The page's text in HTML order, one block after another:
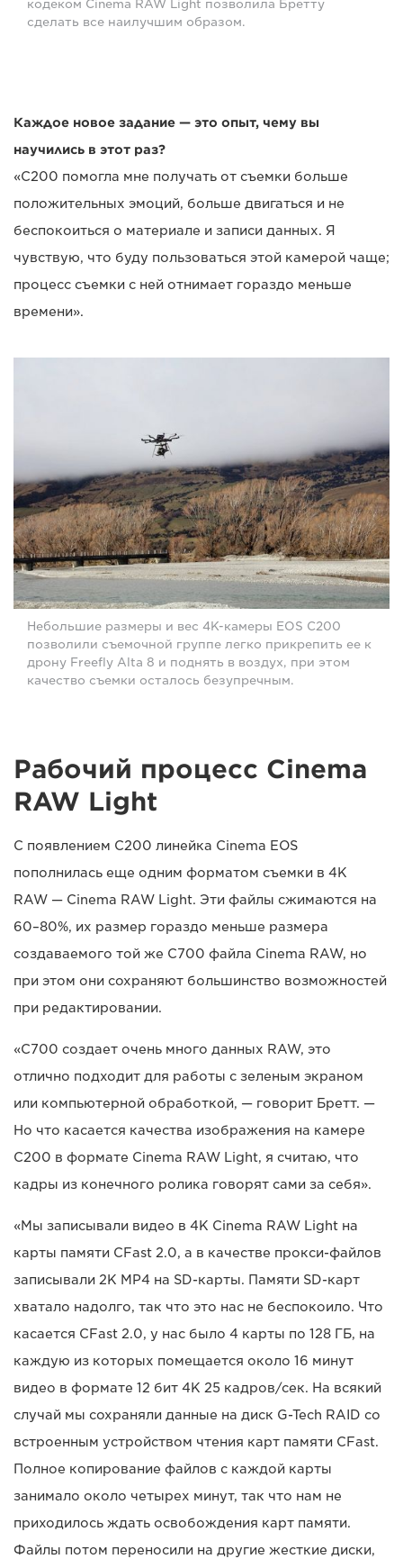
кодеком Cinema RAW Light позволила Бретту
сделать все наилучшим образом.
Каждое новое задание — это опыт, чему вы
научились в этот раз?
«C200 помогла мне получать от съемки больше
положительных эмоций, больше двигаться и не
беспокоиться о материале и записи данных. Я
чувствую, что буду пользоваться этой камерой чаще;
процесс съемки с ней отнимает гораздо меньше
времени».
Небольшие размеры и вес 4K-камеры EOS C200
позволили съемочной группе легко прикрепить ее к
дрону Freefly Alta 8 и поднять в воздух, при этом
качество съемки осталось безупречным.
Рабочий процесс Cinema
RAW Light
С появлением C200 линейка Cinema EOS
пополнилась еще одним форматом съемки в 4K
RAW — Cinema RAW Light. Эти файлы сжимаются на
60–80%, их размер гораздо меньше размера
создаваемого той же C700 файла Cinema RAW, но
при этом они сохраняют большинство возможностей
при редактировании.
«C700 создает очень много данных RAW, это
отлично подходит для работы с зеленым экраном
или компьютерной обработкой, — говорит Бретт. —
Но что касается качества изображения на камере
C200 в формате Cinema RAW Light, я считаю, что
кадры из конечного ролика говорят сами за себя».
«Мы записывали видео в 4K Cinema RAW Light на
карты памяти CFast 2.0, а в качестве прокси-файлов
записывали 2K MP4 на SD-карты. Памяти SD-карт
хватало надолго, так что это нас не беспокоило. Что
касается CFast 2.0, у нас было 4 карты по 128 ГБ, на
каждую из которых помещается около 16 минут
видео в формате 12 бит 4K 25 кадров/сек. На всякий
случай мы сохраняли данные на диск G-Tech RAID со
встроенным устройством чтения карт памяти CFast.
Полное копирование файлов с каждой карты
занимало около четырех минут, так что нам не
приходилось ждать освобождения карт памяти.
Файлы потом переносили на другие жесткие диски,